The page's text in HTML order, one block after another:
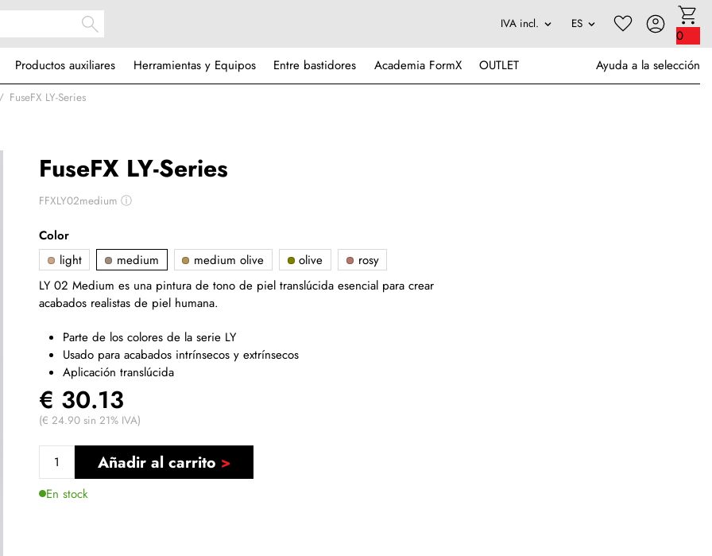
0
Productos auxiliares Herramientas y Equipos Entre bastidores Academia FormX OUTLET Ayuda a la selección
FuseFX LY-Series
FuseFX LY-Series
FFXLY02mediumⓘ
Color
light
medium medium olive olive
rosy
LY 02 Medium es una pintura de tono de piel translúcida esencial para crear
acabados realistas de piel humana.
Parte de los colores de la serie LY
Usado para acabados intrínsecos y extrínsecos
Aplicación translúcida
€ 30.13
(€ 24.90 sin 21% IVA)
Añadir al carrito
En stock